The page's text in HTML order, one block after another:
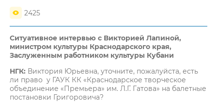
2425
Ситуативное интервью с Викторией Лапиной,
министром культуры Краснодарского края,
Заслуженным работником культуры Кубани
НГК: Виктория Юрьевна, уточните, пожалуйста, есть
ли право у ГАУК КК «Краснодарское творческое
объединение «Премьера» им. Л.Г. Гатова» на балетные
постановки Григоровича?